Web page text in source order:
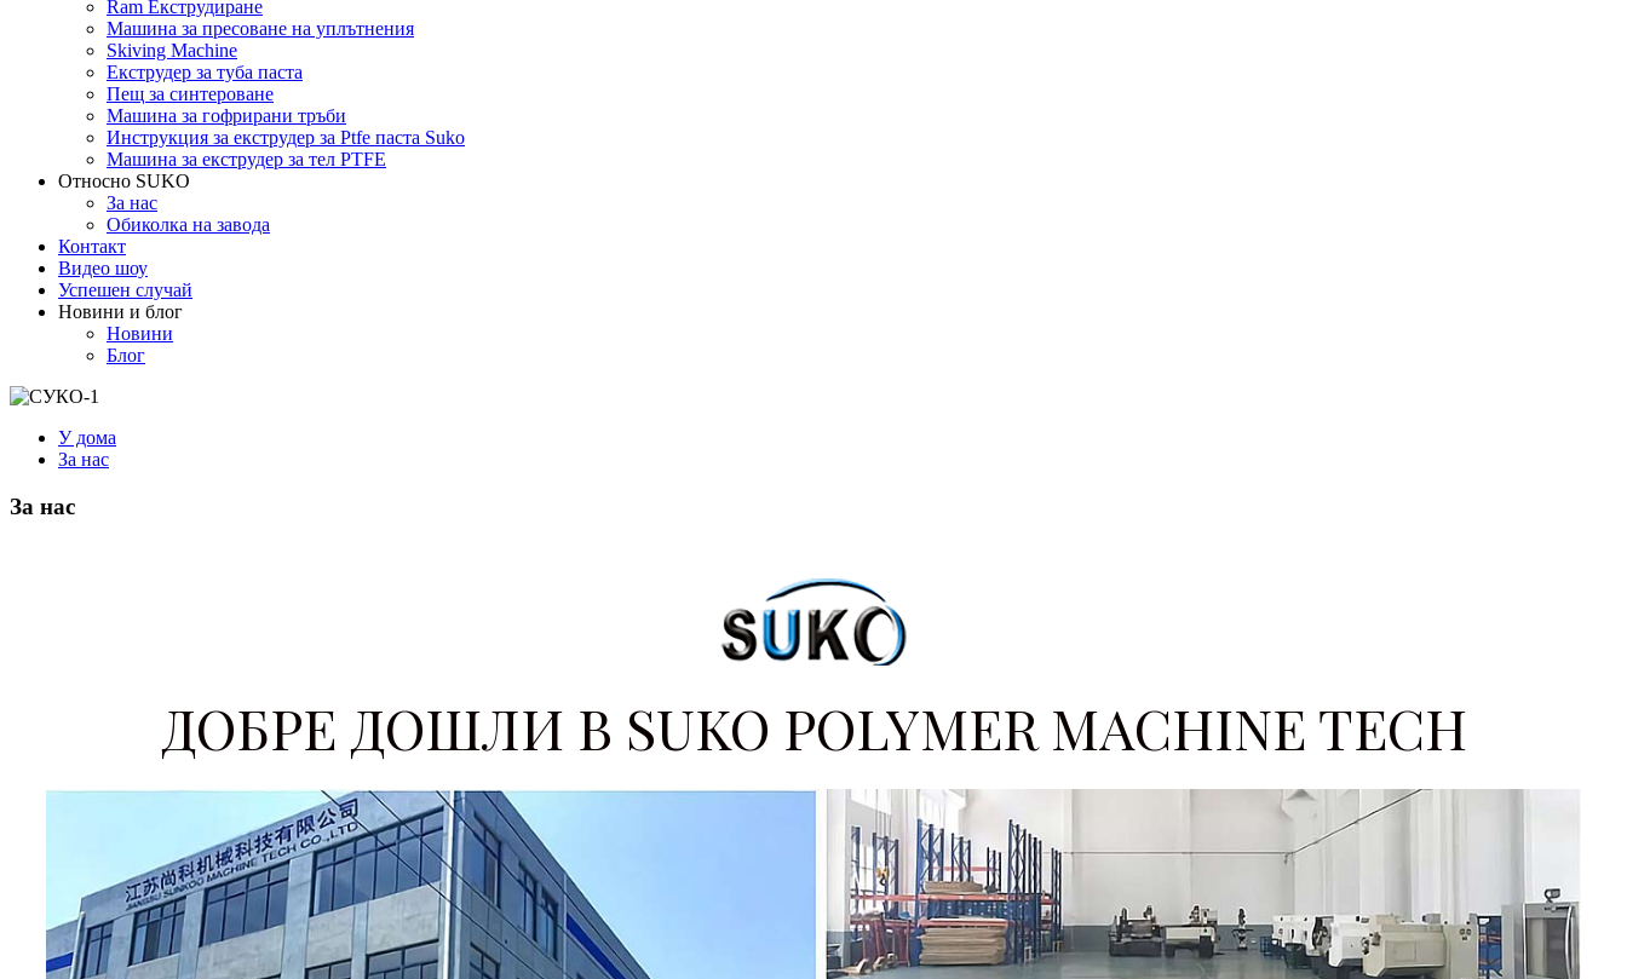
Ram Екструдиране
Машина за пресоване на уплътнения
Skiving Machine
Екструдер за туба паста
Пещ за синтероване
Машина за гофрирани тръби
Инструкция за екструдер за Ptfe паста Suko
Машина за екструдер за тел PTFE
Относно SUKO
За нас
Обиколка на завода
Контакт
Видео шоу
Успешен случай
Новини и блог
Новини
Блог
У дома
За нас
За нас
ДОБРЕ ДОШЛИ В SUKO POLYMER MACHINE TECH